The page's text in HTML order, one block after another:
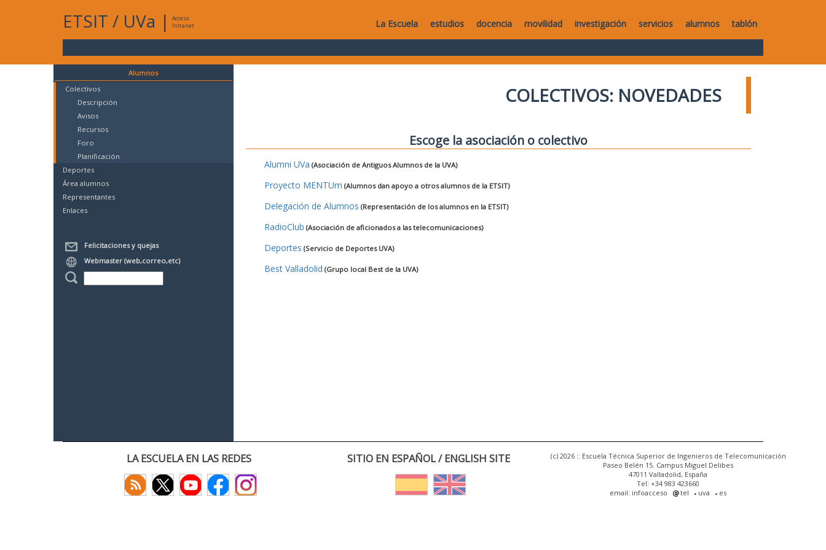
ETSIT / UVa |
Acceso
Intranet
La Escuela estudios docencia movilidad investigación servicios alumnos tablón
Alumnos
Colectivos
Descripción
Avisos
Recursos
Foro
Planificación
Deportes
Área alumnos
Representantes
Enlaces
Felicitaciones y quejas
Webmaster (web,correo,etc)
COLECTIVOS: NOVEDADES
Escoge la asociación o colectivo
Alumni UVa (Asociación de Antiguos Alumnos de la UVA)
Proyecto MENTUm (Alumnos dan apoyo a otros alumnos de la ETSIT)
Delegación de Alumnos (Representación de los alumnos en la ETSIT)
RadioClub (Asociación de aficionados a las telecomunicaciones)
Deportes (Servicio de Deportes UVA)
Best Valladolid (Grupo local Best de la UVA)
LA ESCUELA EN LAS REDES SITIO EN ESPAÑOL / ENGLISH SITE
(c) 2026 :: Escuela Técnica Superior de Ingenieros de Telecomunicación
Paseo Belén 15. Campus Miguel Delibes
47011 Valladolid, España
Tel: +34 983 423660
email: infoacceso
tel uva es